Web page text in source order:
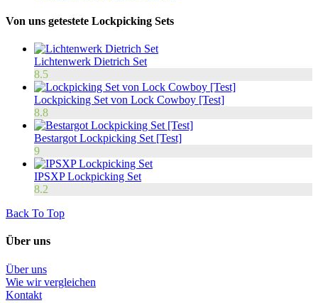
Von uns getestete Lockpicking Sets
Lichtenwerk Dietrich Set
8.5
Lockpicking Set von Lock Cowboy [Test]
8.8
Bestargot Lockpicking Set [Test]
9
IPSXP Lockpicking Set
8.2
Back To Top
Über uns
Über uns
Wie wir vergleichen
Kontakt